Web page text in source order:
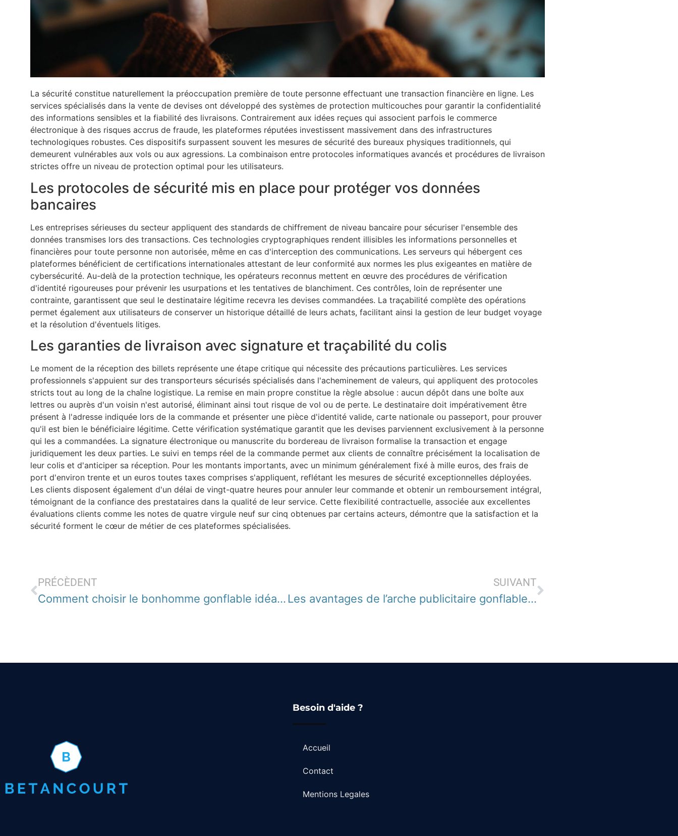
La sécurité constitue naturellement la préoccupation première de toute personne effectuant une transaction financière en ligne. Les
services spécialisés dans la vente de devises ont développé des systèmes de protection multicouches pour garantir la confidentialité
des informations sensibles et la fiabilité des livraisons. Contrairement aux idées reçues qui associent parfois le commerce
électronique à des risques accrus de fraude, les plateformes réputées investissent massivement dans des infrastructures
technologiques robustes. Ces dispositifs surpassent souvent les mesures de sécurité des bureaux physiques traditionnels, qui
demeurent vulnérables aux vols ou aux agressions. La combinaison entre protocoles informatiques avancés et procédures de livraison
strictes offre un niveau de protection optimal pour les utilisateurs.
Les protocoles de sécurité mis en place pour protéger vos données
bancaires
Les entreprises sérieuses du secteur appliquent des standards de chiffrement de niveau bancaire pour sécuriser l'ensemble des
données transmises lors des transactions. Ces technologies cryptographiques rendent illisibles les informations personnelles et
financières pour toute personne non autorisée, même en cas d'interception des communications. Les serveurs qui hébergent ces
plateformes bénéficient de certifications internationales attestant de leur conformité aux normes les plus exigeantes en matière de
cybersécurité. Au-delà de la protection technique, les opérateurs reconnus mettent en œuvre des procédures de vérification
d'identité rigoureuses pour prévenir les usurpations et les tentatives de blanchiment. Ces contrôles, loin de représenter une
contrainte, garantissent que seul le destinataire légitime recevra les devises commandées. La traçabilité complète des opérations
permet également aux utilisateurs de conserver un historique détaillé de leurs achats, facilitant ainsi la gestion de leur budget voyage
et la résolution d'éventuels litiges.
Les garanties de livraison avec signature et traçabilité du colis
Le moment de la réception des billets représente une étape critique qui nécessite des précautions particulières. Les services
professionnels s'appuient sur des transporteurs sécurisés spécialisés dans l'acheminement de valeurs, qui appliquent des protocoles
stricts tout au long de la chaîne logistique. La remise en main propre constitue la règle absolue : aucun dépôt dans une boîte aux
lettres ou auprès d'un voisin n'est autorisé, éliminant ainsi tout risque de vol ou de perte. Le destinataire doit impérativement être
présent à l'adresse indiquée lors de la commande et présenter une pièce d'identité valide, carte nationale ou passeport, pour prouver
qu'il est bien le bénéficiaire légitime. Cette vérification systématique garantit que les devises parviennent exclusivement à la personne
qui les a commandées. La signature électronique ou manuscrite du bordereau de livraison formalise la transaction et engage
juridiquement les deux parties. Le suivi en temps réel de la commande permet aux clients de connaître précisément la localisation de
leur colis et d'anticiper sa réception. Pour les montants importants, avec un minimum généralement fixé à mille euros, des frais de
port d'environ trente et un euros toutes taxes comprises s'appliquent, reflétant les mesures de sécurité exceptionnelles déployées.
Les clients disposent également d'un délai de vingt-quatre heures pour annuler leur commande et obtenir un remboursement intégral,
témoignant de la confiance des prestataires dans la qualité de leur service. Cette flexibilité contractuelle, associée aux excellentes
évaluations clients comme les notes de quatre virgule neuf sur cinq obtenues par certains acteurs, démontre que la satisfaction et la
sécurité forment le cœur de métier de ces plateformes spécialisées.
PRÉCÈDENT
Comment choisir le bonhomme gonflable idéal pour votre événement
SUIVANT
Les avantages de l’arche publicitaire gonflable pour vos événements
Besoin d'aide ?
Accueil
Contact
Mentions Legales